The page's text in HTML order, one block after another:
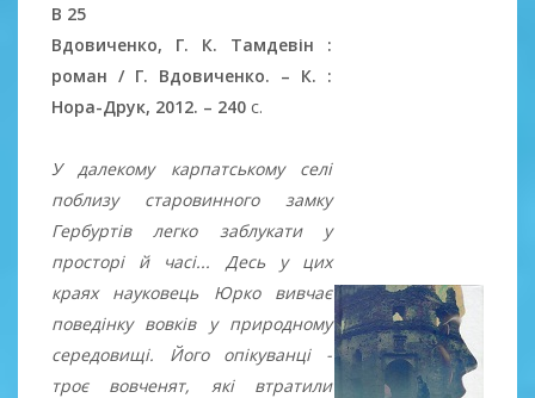
В 25
Вдовиченко, Г. К. Тамдевін :
роман / Г. Вдовиченко. – К. :
Нора-Друк, 2012. – 240 c.
У далекому карпатському селі
поблизу старовинного замку
Гербуртів легко заблукати у
просторі й часі... Десь у цих
краях науковець Юрко вивчає
поведінку вовків у природному
середовищі. Його опікуванці -
троє вовченят, які втратили